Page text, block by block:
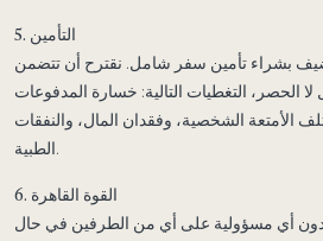
5. التأمين
بشراء تأمين سفر شامل. نقترح أن تتضمن
لا الحصر، التغطيات التالية: خسارة المدفوعات
الأمتعة الشخصية، وفقدان المال، والنفقات
الطبية.
6. القوة القاهرة
دون أي مسؤولية على أي من الطرفين في حال